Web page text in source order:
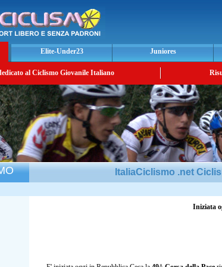
Elite-Under23 Juniores
al Ciclismo Giovanile Italiano
ItaliaCiclismo .net
Iniziata